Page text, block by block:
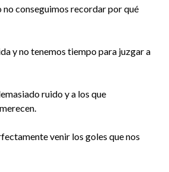
no conseguimos recordar por qué
y no tenemos tiempo para juzgar a
ruido y a los que
venir los goles que nos